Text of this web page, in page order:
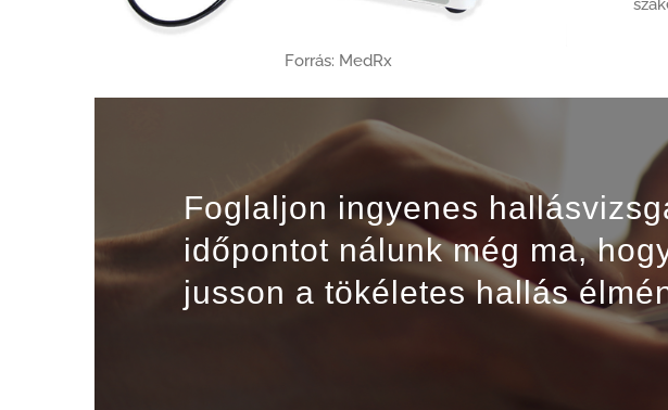
Forrás: MedRx
Foglaljon ingyenes
időpontot nálunk még ma,
jusson a tökéletes hallás